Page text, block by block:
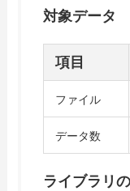
対象データ
項目
ファイル
データ数
ライブラリ